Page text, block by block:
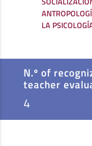
LA
N.º of
teacher
4